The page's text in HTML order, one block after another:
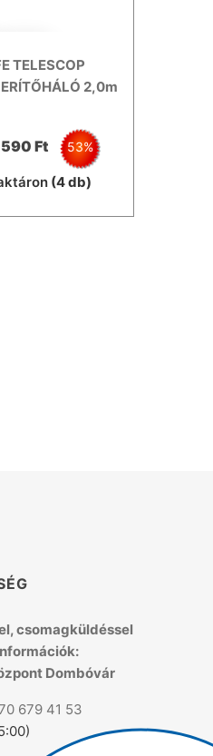
TELESCOP
2,0m
Ft 53%
(4 db)
csomagküldéssel
Dombóvár
679 41 53